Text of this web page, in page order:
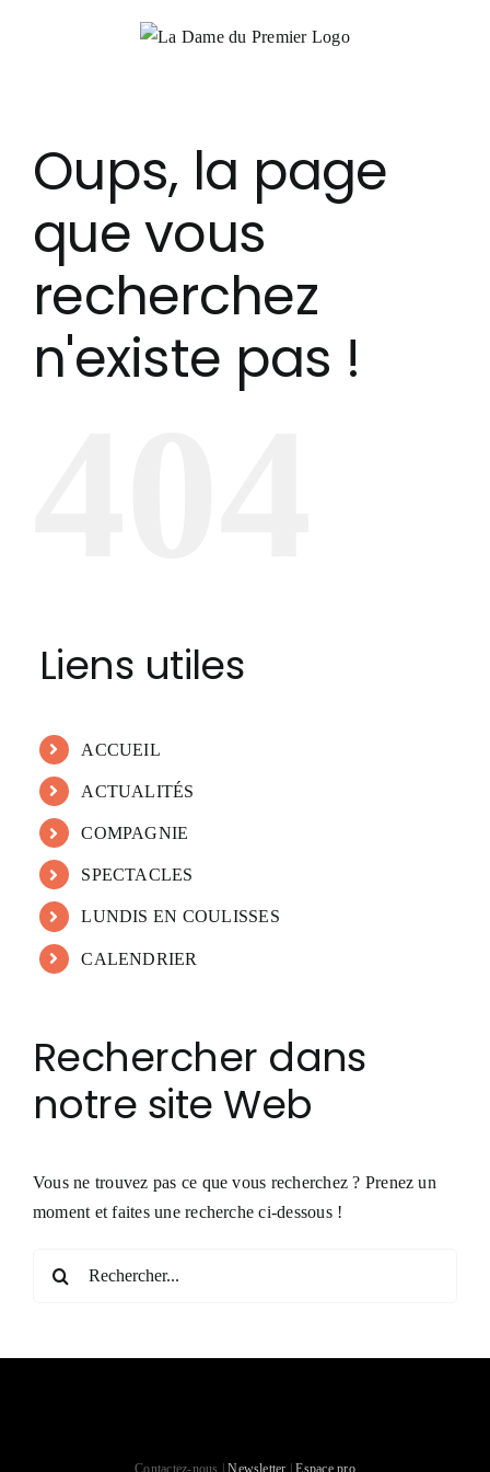
Oups, la page
que vous
recherchez
n'existe pas !
Liens utiles
ACCUEIL
ACTUALITÉS
COMPAGNIE
SPECTACLES
LUNDIS EN COULISSES
CALENDRIER
Rechercher dans
notre site Web
Vous ne trouvez pas ce que vous recherchez ? Prenez un
moment et faites une recherche ci-dessous !
Contactez-nous |Newsletter |Espace pro